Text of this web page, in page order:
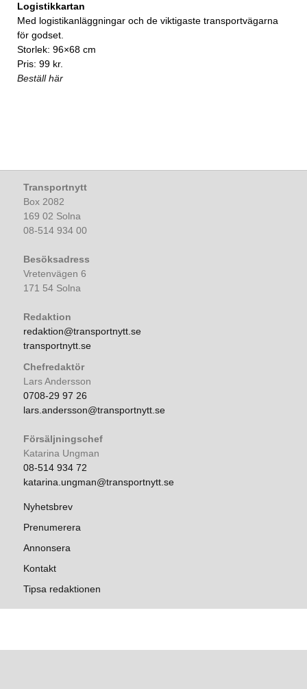
Logistikkartan
Med logistikanläggningar och de viktigaste transportvägarna
för godset.
Storlek: 96×68 cm
Pris: 99 kr.
Beställ här
Transportnytt
Box 2082
169 02 Solna
08-514 934 00
Besöksadress
Vretenvägen 6
171 54 Solna
Redaktion
redaktion@transportnytt.se
transportnytt.se
Chefredaktör
Lars Andersson
0708-29 97 26
lars.andersson@transportnytt.se
Försäljningschef
Katarina Ungman
08-514 934 72
katarina.ungman@transportnytt.se
Nyhetsbrev
Prenumerera
Annonsera
Kontakt
Tipsa redaktionen